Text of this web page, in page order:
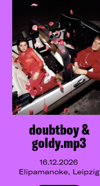
doubtboy &
goldy.mp3
16.12.2026
Elipamanoke, Leipzig